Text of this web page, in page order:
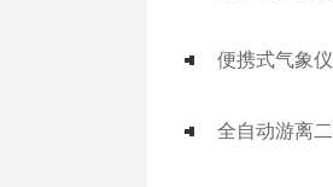
便携式气象仪